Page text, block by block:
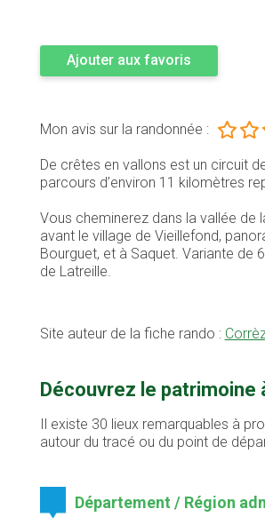
Ajouter aux favoris
Mon avis sur la randonnée :
De crêtes en vallons est un circuit
parcours d’environ 11 kilomètres
Vous cheminerez dans la vallée de
avant le village de Vieillefond,
Bourguet, et à Saquet. Variante de
de Latreille.
Site auteur de la fiche rando :
Découvrez le
Il existe 30 lieux remarquables à
autour du tracé ou du point de
Département / Région